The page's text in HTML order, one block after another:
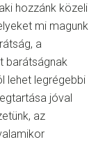
hozzánk közeli
mi magunk
a
barátságnak
lehet legrégebbi
jóval
az